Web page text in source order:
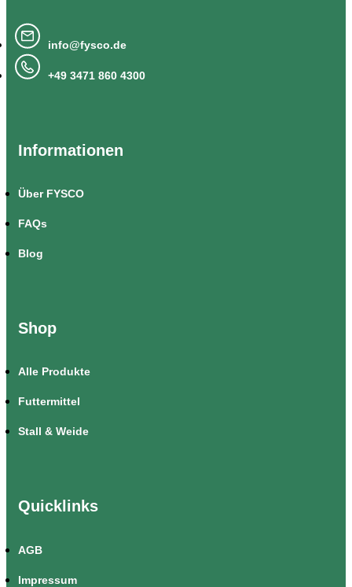
info@fysco.de
+49 3471 860 4300
Informationen
Über FYSCO
FAQs
Blog
Shop
Alle Produkte
Futtermittel
Stall & Weide
Quicklinks
AGB
Impressum